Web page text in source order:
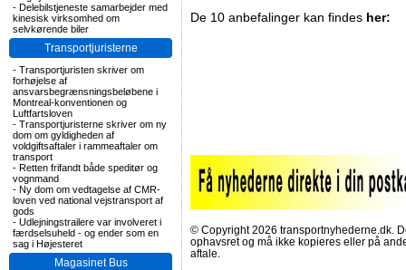
- Delebilstjeneste samarbejder med
kinesisk virksomhed om
selvkørende biler
Transportjuristerne
- Transportjuristen skriver om
forhøjelse af
ansvarsbegrænsningsbeløbene i
Montreal-konventionen og
Luftfartsloven
- Transportjuristerne skriver om ny
dom om gyldigheden af
voldgiftsaftaler i rammeaftaler om
transport
- Retten frifandt både speditør og
vognmand
- Ny dom om vedtagelse af CMR-
loven ved national vejstransport af
gods
- Udlejningstrailere var involveret i
færdselsuheld - og ender som en
sag i Højesteret
Magasinet Bus
De 10 anbefalinger kan findes her:
© Copyright 2026 transportnyhederne.dk.
ophavsret og må ikke kopieres eller på
aftale.